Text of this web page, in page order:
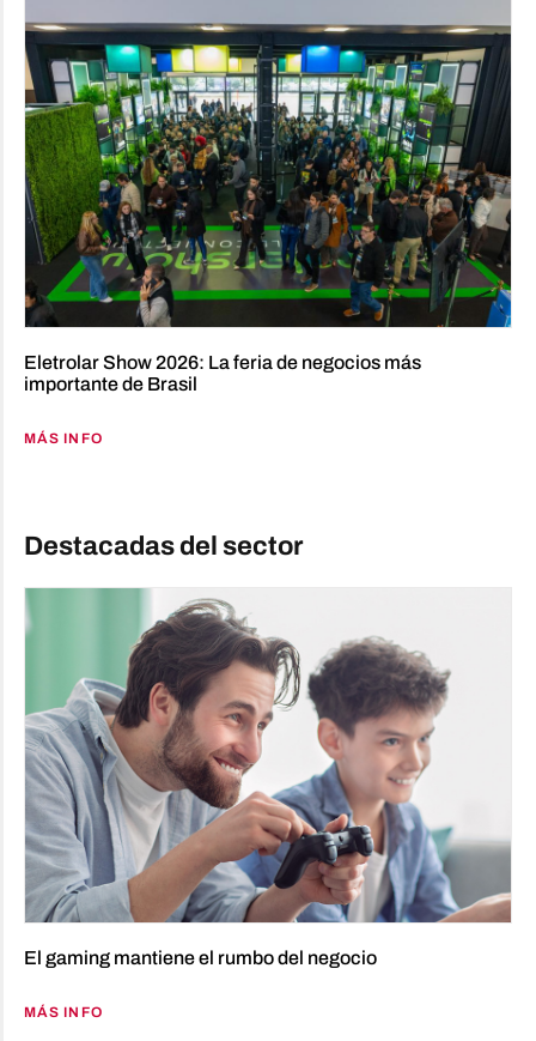
Eletrolar Show 2026: La feria de negocios más
importante de Brasil
MÁS INFO
Destacadas del sector
El gaming mantiene el rumbo del negocio
MÁS INFO